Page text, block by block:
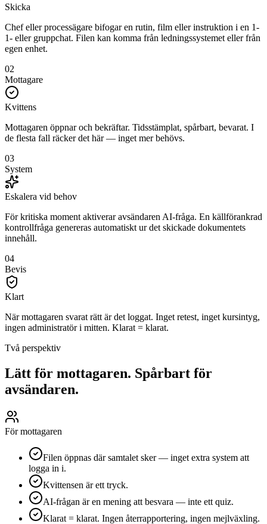
Skicka
Chef eller processägare bifogar en rutin, film eller instruktion i en 1-
1- eller gruppchat. Filen kan komma från ledningssystemet eller från
egen enhet.
02
Mottagare
Kvittens
Mottagaren öppnar och bekräftar. Tidsstämplat, spårbart, bevarat. I
de flesta fall räcker det här — inget mer behövs.
03
System
Eskalera vid behov
För kritiska moment aktiverar avsändaren AI-fråga. En källförankrad
kontrollfråga genereras automatiskt ur det skickade dokumentets
innehåll.
04
Bevis
Klart
När mottagaren svarat rätt är det loggat. Inget retest, inget kursintyg,
ingen administratör i mitten. Klarat = klarat.
Två perspektiv
Lätt för mottagaren. Spårbart för
avsändaren.
För mottagaren
Filen öppnas där samtalet sker — inget extra system att
logga in i.
Kvittensen är ett tryck.
AI-frågan är en mening att besvara — inte ett quiz.
Klarat = klarat. Ingen återrapportering, ingen mejlväxling.